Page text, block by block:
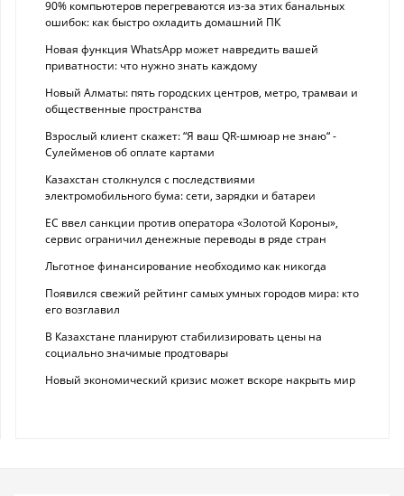
90% компьютеров перегреваются из-за этих банальных
ошибок: как быстро охладить домашний ПК
Новая функция WhatsApp может навредить вашей
приватности: что нужно знать каждому
Новый Алматы: пять городских центров, метро, трамваи и
общественные пространства
Взрослый клиент скажет: “Я ваш QR-шмюар не знаю“ -
Сулейменов об оплате картами
Казахстан столкнулся с последствиями
электромобильного бума: сети, зарядки и батареи
ЕС ввел санкции против оператора «Золотой Короны»,
сервис ограничил денежные переводы в ряде стран
Льготное финансирование необходимо как никогда
Появился свежий рейтинг самых умных городов мира: кто
его возглавил
В Казахстане планируют стабилизировать цены на
социально значимые продтовары
Новый экономический кризис может вскоре накрыть мир